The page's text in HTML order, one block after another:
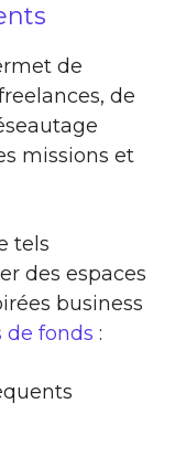
de
de
missions et
tels
des espaces
business
de fonds :